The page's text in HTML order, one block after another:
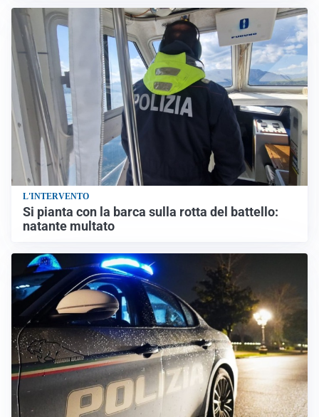
L'INTERVENTO
Si pianta con la barca sulla rotta del battello:
natante multato